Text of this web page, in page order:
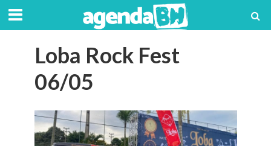
Loba Rock Fest
06/05